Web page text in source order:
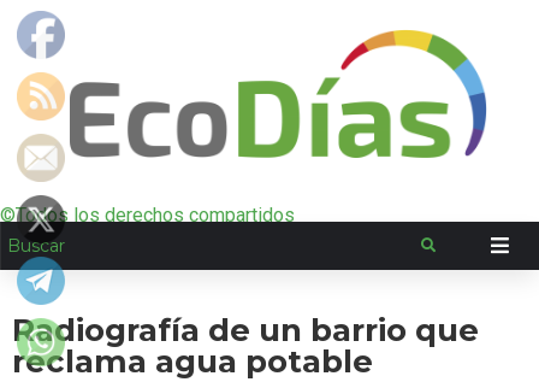
©Todos los derechos compartidos
Radiografía de un barrio que
reclama agua potable